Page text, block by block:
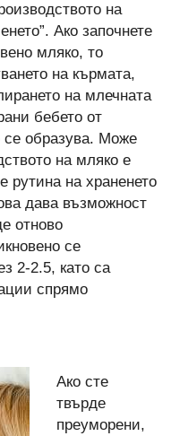
на
Ако започнете
мляко, то
на кърмата,
на млечната
бебето от
се образува. Може
на мляко е
рутина на храненето
дава възможност
отново
се
2-2.5, като са
спрямо
Ако сте
твърде
преуморени,